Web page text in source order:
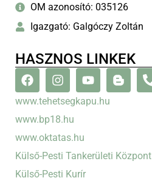
OM azonosító: 035126
Igazgató: Galgóczy Zoltán
HASZNOS LINKEK
www.tehetsegkapu.hu
www.bp18.hu
www.oktatas.hu
Külső-Pesti Tankerületi Központ
Külső-Pesti Kurír